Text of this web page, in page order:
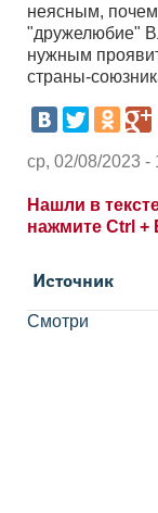
неясным,
"дружелюбие"
нужным
страны-
ср, 02/08/2023 -
Нашли в
нажмите Ctrl +
Источник
Смотри